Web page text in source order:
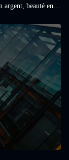
argent, beauté en